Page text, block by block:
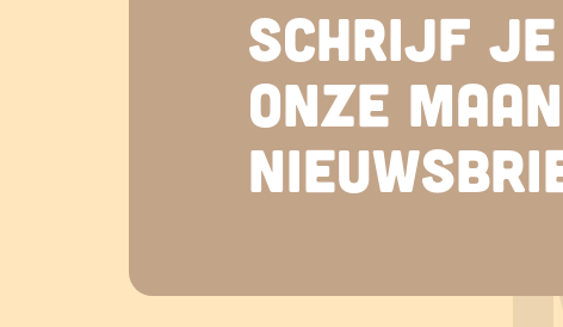
Schrijf je
onze